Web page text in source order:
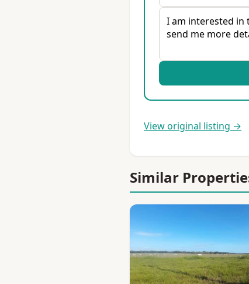
View original listing →
Similar